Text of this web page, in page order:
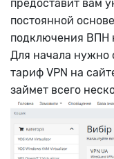
предоставит вам
постоянной
подключения ВПН
Для начала нужно
тариф VPN на
займет всего